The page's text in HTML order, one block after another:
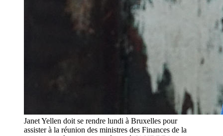
Janet Yellen doit se rendre lundi à Bruxelles pour
assister à la réunion des ministres des Finances de la